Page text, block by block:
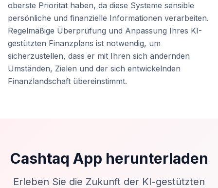
oberste Priorität haben, da diese Systeme sensible
persönliche und finanzielle Informationen verarbeiten.
Regelmäßige Überprüfung und Anpassung Ihres KI-
gestützten Finanzplans ist notwendig, um
sicherzustellen, dass er mit Ihren sich ändernden
Umständen, Zielen und der sich entwickelnden
Finanzlandschaft übereinstimmt.
Cashtaq App herunterladen
Erleben Sie die Zukunft der KI-gestützten